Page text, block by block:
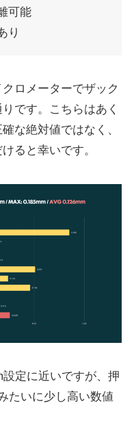
可能
り
ロメーターでザック
です。こちらはあく
な絶対値ではなく、
ると幸いです。
定に近いですが、押
たいに少し高い数値